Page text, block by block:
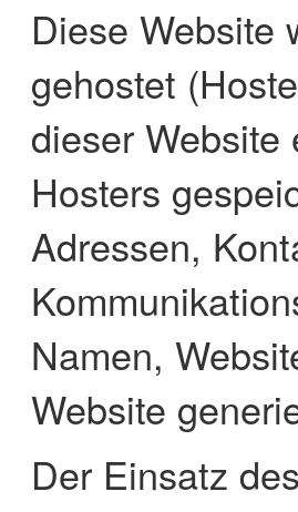
Diese Website
gehostet
dieser
Hosters
Adressen,
Namen,
Website
Der Einsatz